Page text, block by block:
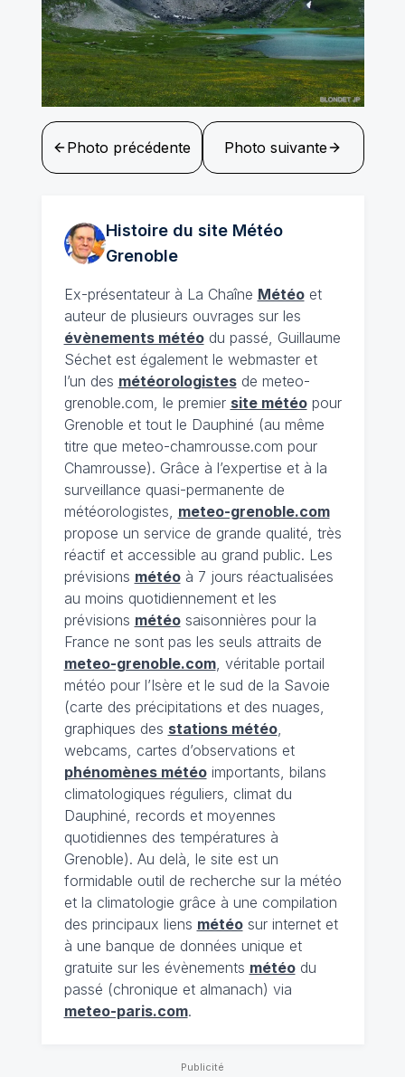
Photo précédente Photo suivante
Histoire du site Météo
Grenoble
Ex-présentateur à La Chaîne Météoet
auteur de plusieurs ouvrages sur les
évènements météodu passé, Guillaume
Séchet est également le webmaster et
l’un des météorologistesde meteo-
grenoble.com, le premier site météopour
Grenoble et tout le Dauphiné (au même
titre que meteo-chamrousse.com pour
Chamrousse). Grâce à l’expertise et à la
surveillance quasi-permanente de
météorologistes, meteo-grenoble.com
propose un service de grande qualité, très
réactif et accessible au grand public. Les
prévisions météoà 7 jours réactualisées
au moins quotidiennement et les
prévisions météosaisonnières pour la
France ne sont pas les seuls attraits de
meteo-grenoble.com, véritable portail
météo pour l’Isère et le sud de la Savoie
(carte des précipitations et des nuages,
graphiques des stations météo,
webcams, cartes d’observations et
phénomènes météoimportants, bilans
climatologiques réguliers, climat du
Dauphiné, records et moyennes
quotidiennes des températures à
Grenoble). Au delà, le site est un
formidable outil de recherche sur la météo
et la climatologie grâce à une compilation
des principaux liens météosur internet et
à une banque de données unique et
gratuite sur les évènements météodu
passé (chronique et almanach) via
meteo-paris.com.